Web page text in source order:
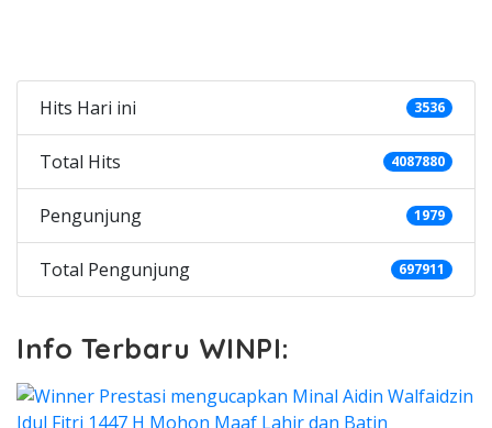
Hits Hari ini 3536
Total Hits 4087880
Pengunjung 1979
Total Pengunjung 697911
Info Terbaru WINPI: